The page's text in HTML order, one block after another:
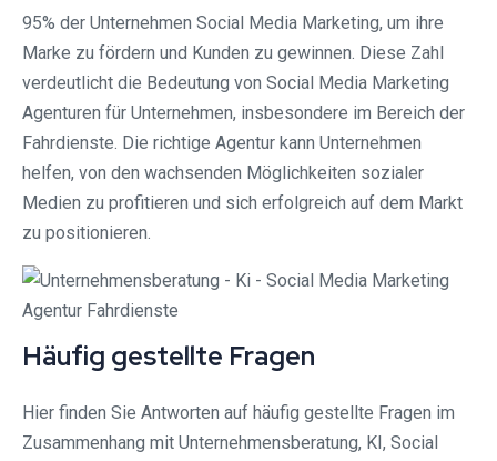
95% der Unternehmen Social Media Marketing, um ihre
Marke zu fördern und Kunden zu gewinnen. Diese Zahl
verdeutlicht die Bedeutung von Social Media Marketing
Agenturen für Unternehmen, insbesondere im Bereich der
Fahrdienste. Die richtige Agentur kann Unternehmen
helfen, von den wachsenden Möglichkeiten sozialer
Medien zu profitieren und sich erfolgreich auf dem Markt
zu positionieren.
Häufig gestellte Fragen
Hier finden Sie Antworten auf häufig gestellte Fragen im
Zusammenhang mit Unternehmensberatung, KI, Social